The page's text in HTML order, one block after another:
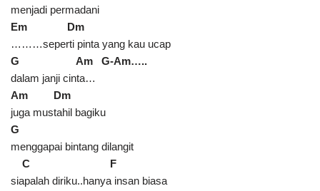
menjadi permadani
Em Dm
………seperti pinta yang kau ucap
G Am G-Am…..
dalam janji cinta…
Am Dm
juga mustahil bagiku
G
menggapai bintang dilangit
C F
siapalah diriku..hanya insan biasa